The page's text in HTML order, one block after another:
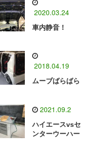
2020.03.24
車内静音！
2018.04.19
ムーブばらばら
2021.09.2
ハイエースvsセ
ンターウーハー